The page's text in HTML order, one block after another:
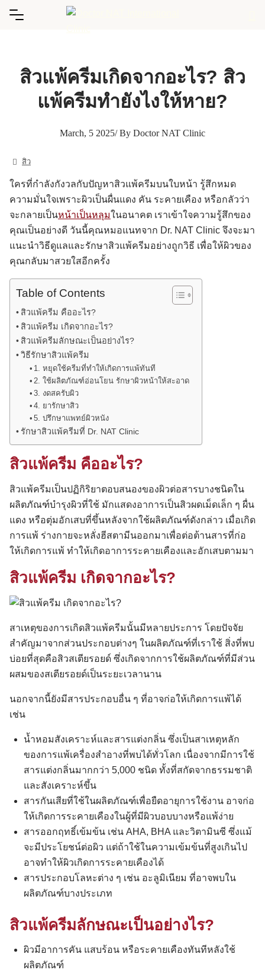
Skip
สิวแพ้ครีมเกิดจากอะไร? สิว
แพ้ครีมทำยังไงให้หาย?
March, 5 2025/ By Doctor NAT Clinic
สิว
ใครที่กำลังกังวลกับปัญหาสิวแพ้ครีมบนใบหน้า รู้สึกหมด
ความมั่นใจเพราะผิวเป็นผื่นแดง คัน ระคายเคือง หรือกลัวว่า
จะกลายเป็นหน้าเป็นหลุมในอนาคต เราเข้าใจความรู้สึกของ
คุณเป็นอย่างดี วันนี้คุณหมอแนทจาก Dr. NAT Clinic จึงจะมา
แนะนำวิธีดูแลและรักษาสิวแพ้ครีมอย่างถูกวิธี เพื่อให้ผิวของ
คุณกลับมาสวยใสอีกครั้ง
Table of Contents
สิวแพ้ครีม คืออะไร?
สิวแพ้ครีม เกิดจากอะไร?
สิวแพ้ครีมลักษณะเป็นอย่างไร?
วิธีรักษาสิวแพ้ครีม
1. หยุดใช้ครีมที่ทำให้เกิดการแพ้ทันที
2. ใช้ผลิตภัณฑ์อ่อนโยน รักษาผิวหน้าให้สะอาด
3. งดสครับผิว
4. ยารักษาสิว
5. ปรึกษาแพทย์ผิวหนัง
รักษาสิวแพ้ครีมที่ Dr. NAT Clinic
สิวแพ้ครีม คืออะไร?
สิวแพ้ครีมเป็นปฏิกิริยาตอบสนองของผิวต่อสารบางชนิดใน
ผลิตภัณฑ์บำรุงผิวที่ใช้ มักแสดงอาการเป็นสิวผดเม็ดเล็ก ๆ ผื่น
แดง หรือตุ่มอักเสบที่ขึ้นหลังจากใช้ผลิตภัณฑ์ดังกล่าว เมื่อเกิด
การแพ้ ร่างกายจะหลั่งฮีสตามีนออกมาเพื่อต่อต้านสารที่ก่อ
ให้เกิดการแพ้ ทำให้เกิดอาการระคายเคืองและอักเสบตามมา
สิวแพ้ครีม เกิดจากอะไร?
สาเหตุของการเกิดสิวแพ้ครีมนั้นมีหลายประการ โดยปัจจัย
สำคัญมาจากส่วนประกอบต่างๆ ในผลิตภัณฑ์ที่เราใช้ สิ่งที่พบ
บ่อยที่สุดคือสิวสเตียรอยด์ ซึ่งเกิดจากการใช้ผลิตภัณฑ์ที่มีส่วน
ผสมของสเตียรอยด์เป็นระยะเวลานาน
นอกจากนี้ยังมีสารประกอบอื่น ๆ ที่อาจก่อให้เกิดการแพ้ได้
เช่น
น้ำหอมสังเคราะห์และสารแต่งกลิ่น ซึ่งเป็นสาเหตุหลัก
ของการแพ้เครื่องสำอางที่พบได้ทั่วโลก เนื่องจากมีการใช้
สารแต่งกลิ่นมากกว่า 5,000 ชนิด ทั้งที่สกัดจากธรรมชาติ
และสังเคราะห์ขึ้น
สารกันเสียที่ใช้ในผลิตภัณฑ์เพื่อยืดอายุการใช้งาน อาจก่อ
ให้เกิดการระคายเคืองในผู้ที่มีผิวบอบบางหรือแพ้ง่าย
สารออกฤทธิ์เข้มข้น เช่น AHA, BHA และวิตามินซี ซึ่งแม้
จะมีประโยชน์ต่อผิว แต่ถ้าใช้ในความเข้มข้นที่สูงเกินไป
อาจทำให้ผิวเกิดการระคายเคืองได้
สารประกอบโลหะต่าง ๆ เช่น อะลูมิเนียม ที่อาจพบใน
ผลิตภัณฑ์บางประเภท
สิวแพ้ครีมลักษณะเป็นอย่างไร?
ผิวมีอาการคัน แสบร้อน หรือระคายเคืองทันทีหลังใช้
ผลิตภัณฑ์